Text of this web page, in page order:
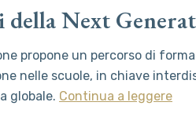
della Next
propone un percorso di
nelle scuole, in chiave
globale. Continua a leggere